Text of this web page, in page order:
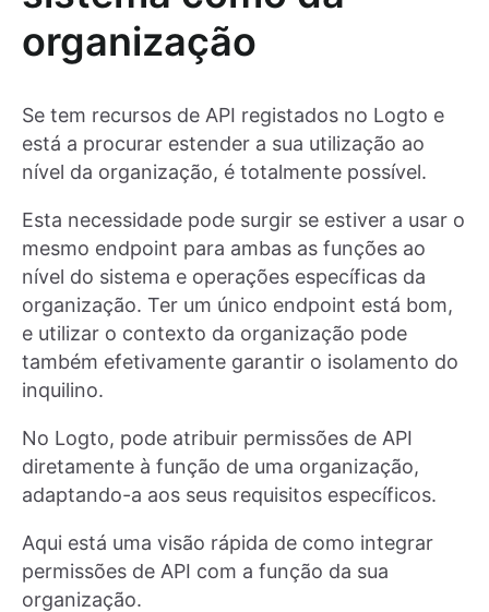
organização
Se tem recursos de API registados no Logto e
está a procurar estender a sua utilização ao
nível da organização, é totalmente possível.
Esta necessidade pode surgir se estiver a usar o
mesmo endpoint para ambas as funções ao
nível do sistema e operações específicas da
organização. Ter um único endpoint está bom,
e utilizar o contexto da organização pode
também efetivamente garantir o isolamento do
inquilino.
No Logto, pode atribuir permissões de API
diretamente à função de uma organização,
adaptando-a aos seus requisitos específicos.
Aqui está uma visão rápida de como integrar
permissões de API com a função da sua
organização.